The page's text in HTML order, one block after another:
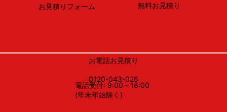
無料お見積り
0120-043-026
お電話お見積り
電話受付: 9:00～18:00
(年末年始除く)
お見積りフォーム